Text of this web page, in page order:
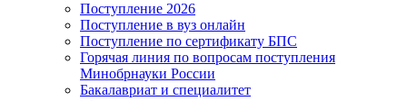
Поступление 2026
Поступление в вуз онлайн
Поступление по сертификату БПС
Горячая линия по вопросам поступления
Минобрнауки России
Бакалавриат и специалитет